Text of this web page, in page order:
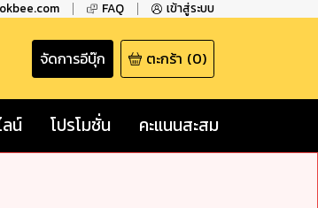
FAQ เข้าสู่ระบบ
จัดการอีบุ๊ก ตะกร้า (0)
น์ โปรโมชั่น คะแนนสะสม